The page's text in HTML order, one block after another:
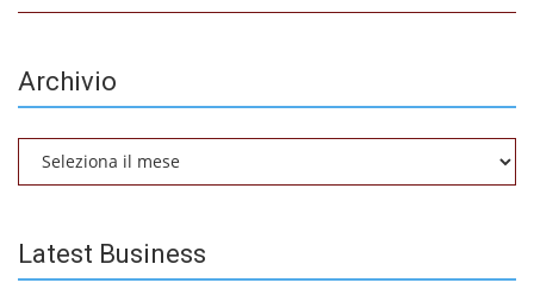
Archivio
Archivio
Latest Business